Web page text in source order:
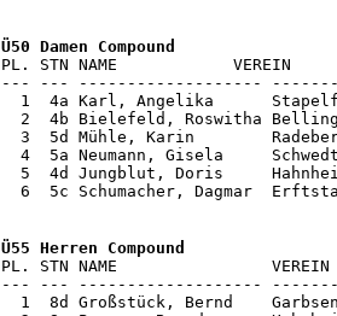
PL. STN NAME            VEREIN
--- --- -------------------
1  4a Karl, Angelika
2  4b Bielefeld, Roswitha
3  5d Mühle, Karin
4  5a Neumann, Gisela
5  4d Jungblut, Doris
6  5c Schumacher, Dagmar
Ü55 Herren Compound
PL. STN NAME
--- --- -------------------
1  8d Großstück, Bernd